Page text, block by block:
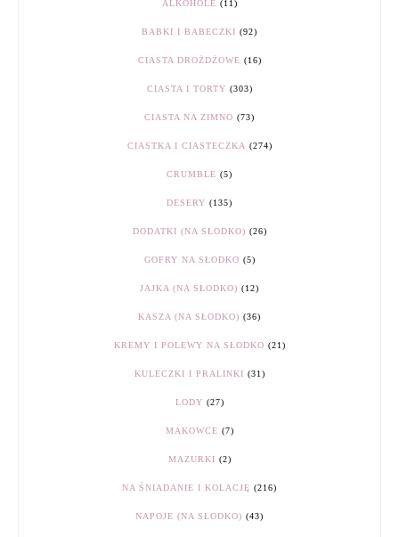
ALKOHOLE (11)
BABKI I BABECZKI (92)
CIASTA DROŻDŻOWE (16)
CIASTA I TORTY (303)
CIASTA NA ZIMNO (73)
CIASTKA I CIASTECZKA (274)
CRUMBLE (5)
DESERY (135)
DODATKI (NA SŁODKO) (26)
GOFRY NA SŁODKO (5)
JAJKA (NA SŁODKO) (12)
KASZA (NA SŁODKO) (36)
KREMY I POLEWY NA SŁODKO (21)
KULECZKI I PRALINKI (31)
LODY (27)
MAKOWCE (7)
MAZURKI (2)
NA ŚNIADANIE I KOLACJĘ (216)
NAPOJE (NA SŁODKO) (43)